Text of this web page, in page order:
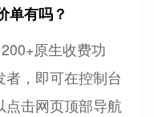
单有吗？
原生收费功
，即可在控制台
点击网页顶部导航